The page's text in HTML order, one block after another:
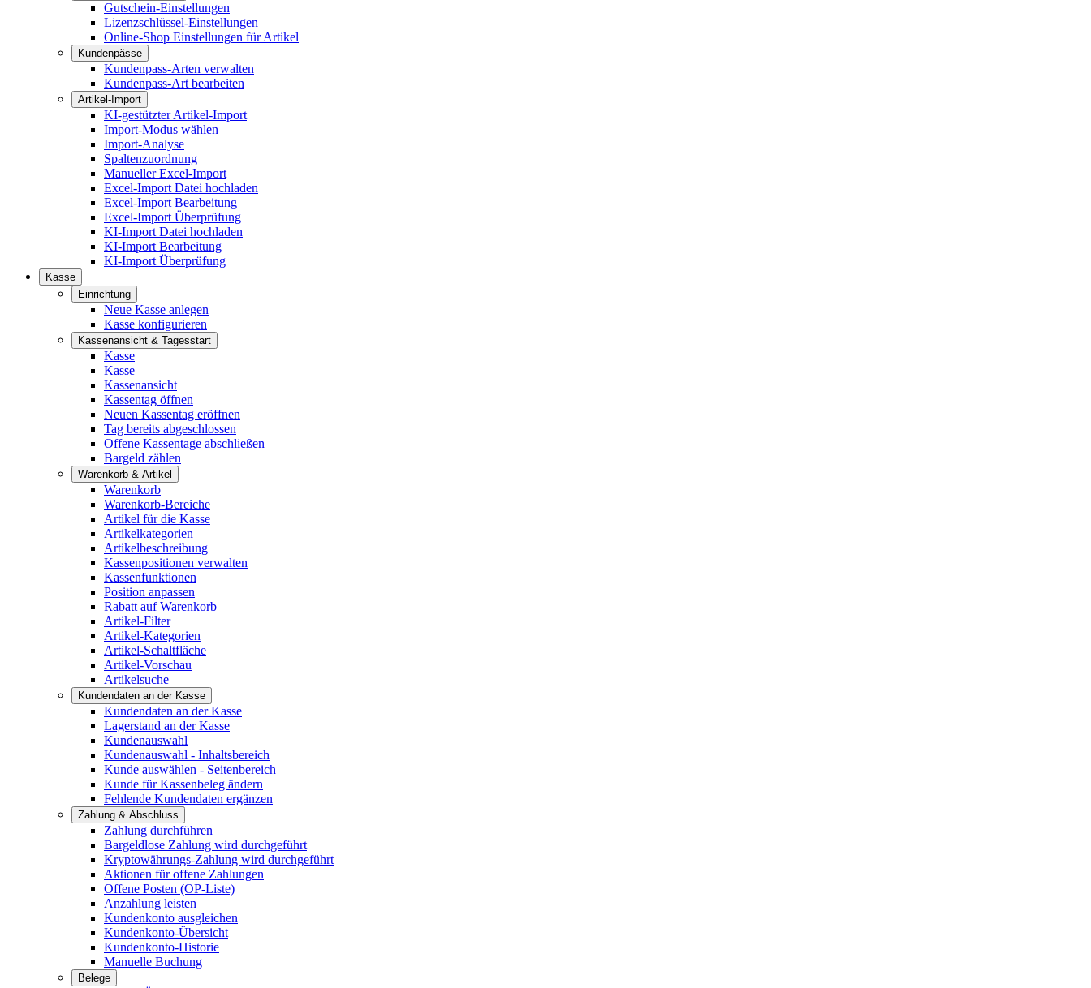
Gutschein-Einstellungen
Lizenzschlüssel-Einstellungen
Online-Shop Einstellungen für Artikel
Kundenpässe
Kundenpass-Arten verwalten
Kundenpass-Art bearbeiten
Artikel-Import
KI-gestützter Artikel-Import
Import-Modus wählen
Import-Analyse
Spaltenzuordnung
Manueller Excel-Import
Excel-Import Datei hochladen
Excel-Import Bearbeitung
Excel-Import Überprüfung
KI-Import Datei hochladen
KI-Import Bearbeitung
KI-Import Überprüfung
Kasse
Einrichtung
Neue Kasse anlegen
Kasse konfigurieren
Kassenansicht & Tagesstart
Kasse
Kasse
Kassenansicht
Kassentag öffnen
Neuen Kassentag eröffnen
Tag bereits abgeschlossen
Offene Kassentage abschließen
Bargeld zählen
Warenkorb & Artikel
Warenkorb
Warenkorb-Bereiche
Artikel für die Kasse
Artikelkategorien
Artikelbeschreibung
Kassenpositionen verwalten
Kassenfunktionen
Position anpassen
Rabatt auf Warenkorb
Artikel-Filter
Artikel-Kategorien
Artikel-Schaltfläche
Artikel-Vorschau
Artikelsuche
Kundendaten an der Kasse
Kundendaten an der Kasse
Lagerstand an der Kasse
Kundenauswahl
Kundenauswahl - Inhaltsbereich
Kunde auswählen - Seitenbereich
Kunde für Kassenbeleg ändern
Fehlende Kundendaten ergänzen
Zahlung & Abschluss
Zahlung durchführen
Bargeldlose Zahlung wird durchgeführt
Kryptowährungs-Zahlung wird durchgeführt
Aktionen für offene Zahlungen
Offene Posten (OP-Liste)
Anzahlung leisten
Kundenkonto ausgleichen
Kundenkonto-Übersicht
Kundenkonto-Historie
Manuelle Buchung
Belege